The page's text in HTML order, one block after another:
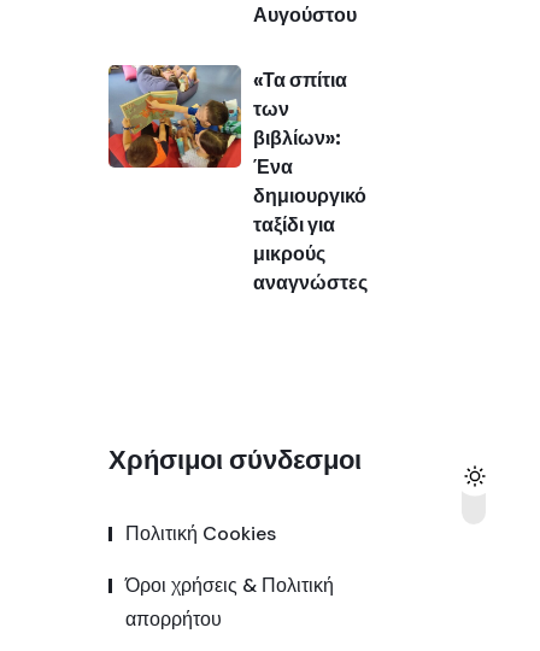
Αυγούστου
«Τα σπίτια
των
βιβλίων»:
Ένα
δημιουργικό
ταξίδι για
μικρούς
αναγνώστες
Χρήσιμοι σύνδεσμοι
Πολιτική Cookies
Όροι χρήσεις & Πολιτική
απορρήτου